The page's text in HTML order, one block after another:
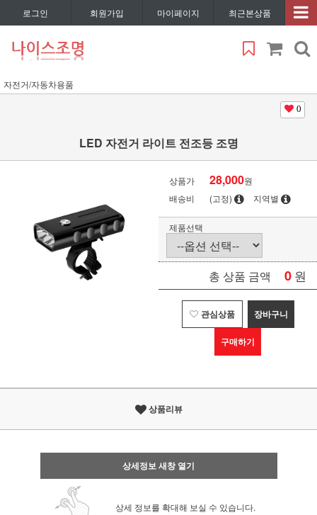
로그인 회원가입 마이페이지 최근본상품
자전거/자동차용품
0
LED 자전거 라이트 전조등 조명
상품가 28,000원
배송비
(고정) 지역별
제품선택
총 상품 금액 0 원
관심상품 장바구니
구매하기
상품리뷰
상세정보 새창 열기
상세 정보를 확대해 보실 수 있습니다.